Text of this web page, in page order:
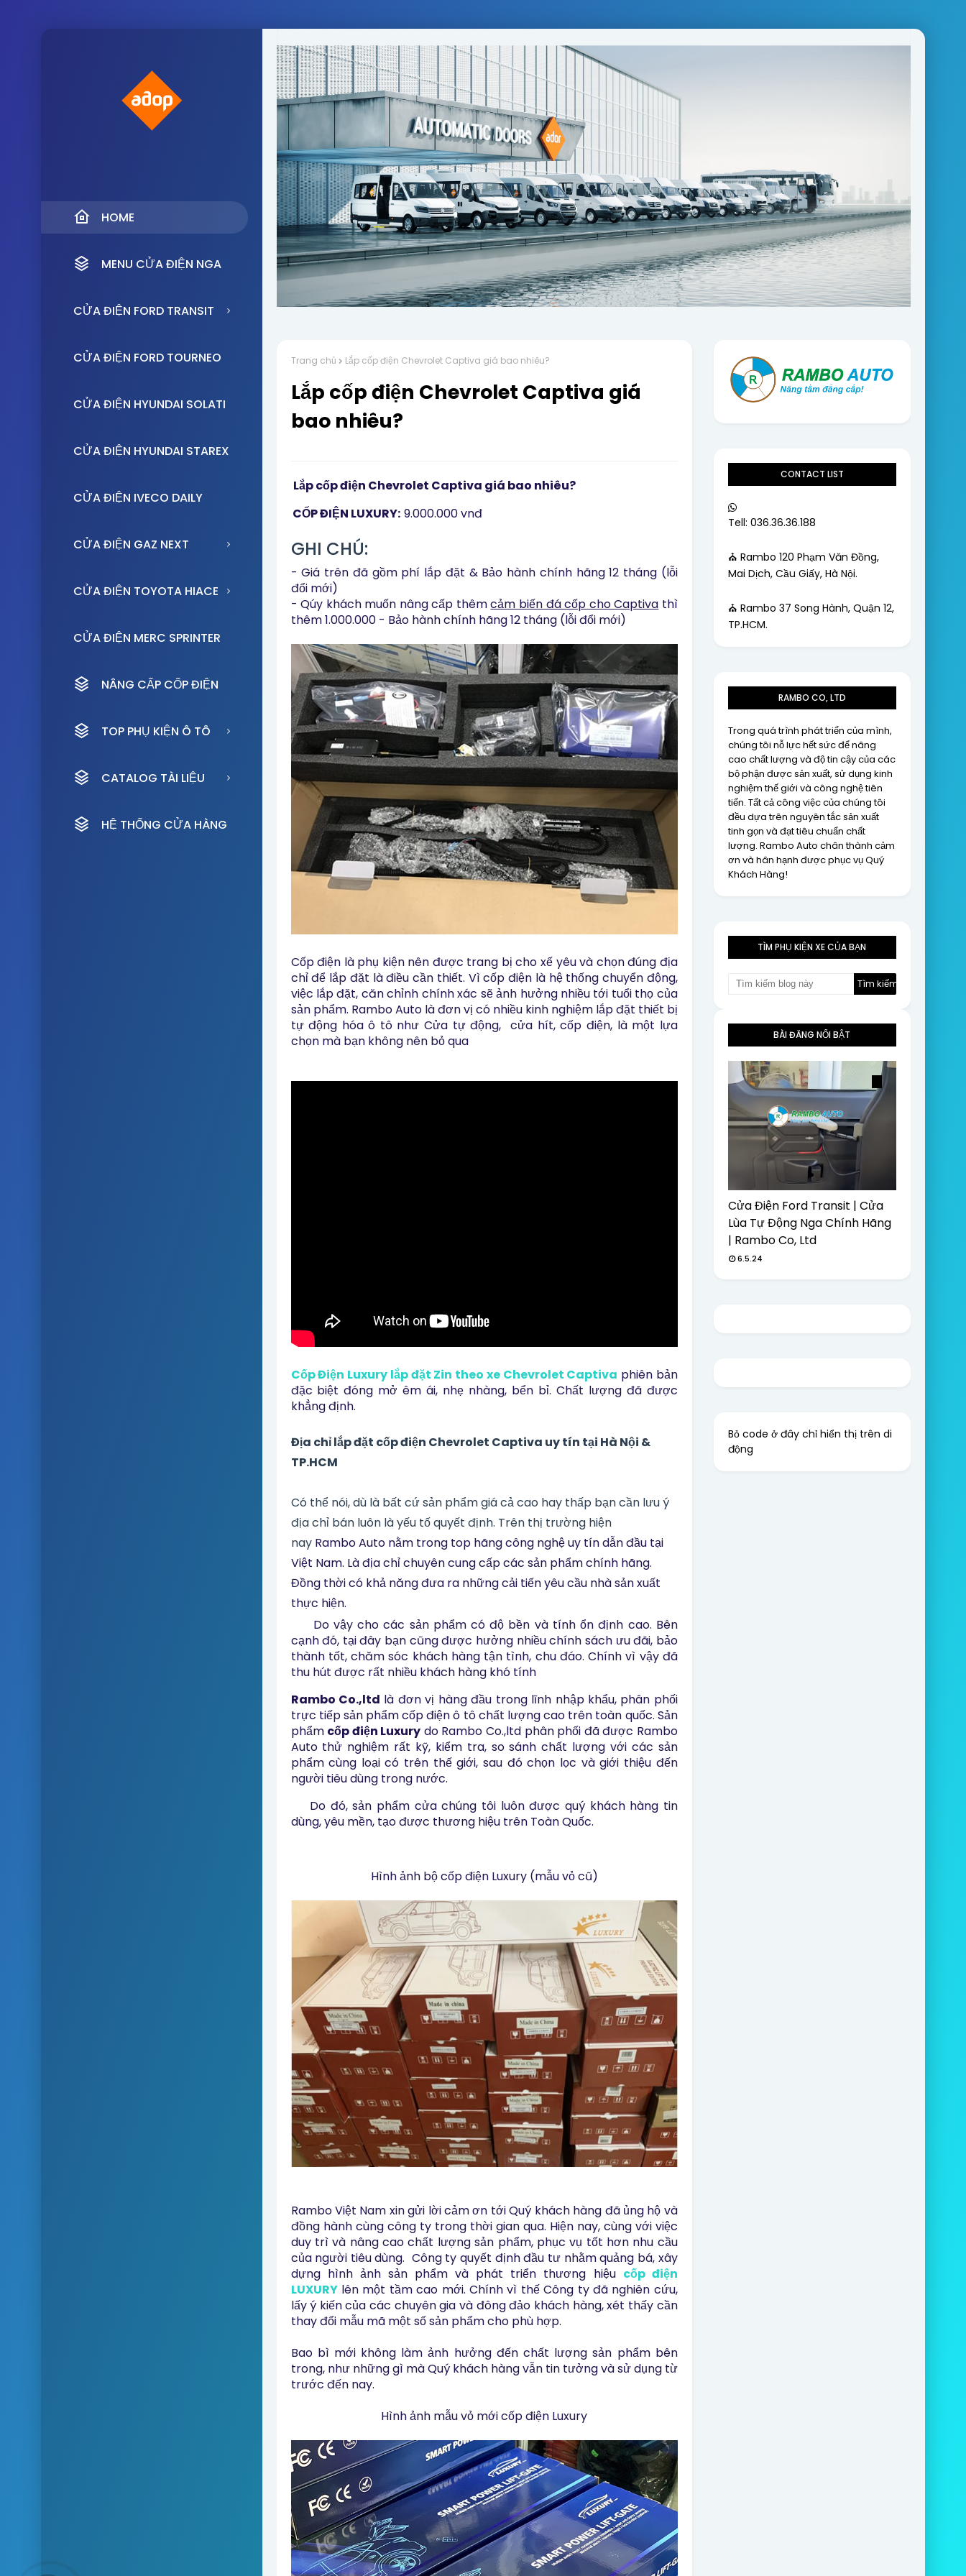
HOME
MENU CỬA ĐIỆN NGA
CỬA ĐIỆN FORD TRANSIT
CỬA ĐIỆN FORD TOURNEO
CỬA ĐIỆN HYUNDAI SOLATI
CỬA ĐIỆN HYUNDAI STAREX
CỬA ĐIỆN IVECO DAILY
CỬA ĐIỆN GAZ NEXT
CỬA ĐIỆN TOYOTA HIACE
CỬA ĐIỆN MERC SPRINTER
NÂNG CẤP CỐP ĐIỆN
TOP PHỤ KIỆN Ô TÔ
CATALOG TÀI LIỆU
HỆ THỐNG CỬA HÀNG
Trang chủ Lắp cốp điện Chevrolet Captiva giá bao nhiêu?
Lắp cốp điện Chevrolet Captiva giá
bao nhiêu?
Lắp cốp điện Chevrolet Captiva giá bao nhiêu?
CỐP ĐIỆN LUXURY: 9.000.000 vnđ
GHI CHÚ:
- Giá trên đã gồm phí lắp đặt & Bảo hành chính hãng 12 tháng (lỗi
đổi mới)
- Qúy khách muốn nâng cấp thêmcảm biến đá cốp cho Captiva thì
thêm 1.000.000 - Bảo hành chính hãng 12 tháng (lỗi đổi mới)
Cốp điện là phụ kiện nên được trang bị cho xế yêu và chọn đúng địa
chỉ để lắp đặt là điều cần thiết. Vì cốp điện là hệ thống chuyển động,
việc lắp đặt, căn chỉnh chính xác sẽ ảnh hưởng nhiều tới tuổi thọ của
sản phẩm. Rambo Auto là đơn vị có nhiều kinh nghiệm lắp đặt thiết bị
tự động hóa ô tô như Cửa tự động,  cửa hít, cốp điện, là một lựa
chọn mà bạn không nên bỏ qua
Cốp Điện Luxury lắp đặt Zin theo xe Chevrolet Captiva phiên bản
đặc biệt đóng mở êm ái, nhẹ nhàng, bển bỉ. Chất lượng đã được
khẳng định.
Địa chỉ lắp đặt cốp điện Chevrolet Captiva uy tín tại Hà Nội &
TP.HCM
Có thể nói, dù là bất cứ sản phẩm giá cả cao hay thấp bạn cần lưu ý
địa chỉ bán luôn là yếu tố quyết định. Trên thị trường hiện
nayRambo Autonằm trong top hãng công nghệ uy tín dẫn đầu tại
Việt Nam. Là địa chỉ chuyên cung cấp các sản phẩm chính hãng.
Đồng thời có khả năng đưa ra những cải tiến yêu cầu nhà sản xuất
thực hiện.
Do vậy cho các sản phẩm có độ bền và tính ổn định cao. Bên
cạnh đó, tại đây bạn cũng được hưởng nhiều chính sách ưu đãi, bảo
thành tốt, chăm sóc khách hàng tận tình, chu đáo. Chính vì vậy đã
thu hút được rất nhiều khách hàng khó tính
Rambo Co.,ltd là đơn vị hàng đầu trong lĩnh nhập khẩu, phân phối
trực tiếp sản phẩm cốp điện ô tô chất lượng cao trên toàn quốc. Sản
phẩm cốp điện Luxury do Rambo Co.,ltd phân phối đã được Rambo
Auto thử nghiệm rất kỹ, kiểm tra, so sánh chất lượng với các sản
phẩm cùng loại có trên thế giới, sau đó chọn lọc và giới thiệu đến
người tiêu dùng trong nước.
Do đó, sản phẩm cửa chúng tôi luôn được quý khách hàng tin
dùng, yêu mền, tạo được thương hiệu trên Toàn Quốc.
Hình ảnh bộ cốp điện Luxury (mẫu vỏ cũ)
Rambo Việt Nam xin gửi lời cảm ơn tới Quý khách hàng đã ủng hộ và
đồng hành cùng công ty trong thời gian qua. Hiện nay, cùng với việc
duy trì và nâng cao chất lượng sản phẩm, phục vụ tốt hơn nhu cầu
của người tiêu dùng. Công ty quyết định đầu tư nhằm quảng bá, xây
dựng hình ảnh sản phẩm và phát triển thương hiệu cốp điện
LUXURYlên một tầm cao mới. Chính vì thế Công ty đã nghiên cứu,
lấy ý kiến của các chuyên gia và đông đảo khách hàng, xét thấy cần
thay đổi mẫu mã một số sản phẩm cho phù hợp.
Bao bì mới không làm ảnh hưởng đến chất lượng sản phẩm bên
trong, như những gì mà Quý khách hàng vẫn tin tưởng và sử dụng từ
trước đến nay.
Hình ảnh mẫu vỏ mới cốp điện Luxury
CONTACT LIST
Tell: 036.36.36.188
⛪ Rambo 120 Phạm Văn Đồng,
Mai Dịch, Cầu Giấy, Hà Nội.
⛪ Rambo 37 Song Hành, Quận 12,
TP.HCM.
RAMBO CO, LTD
Trong quá trình phát triển của mình,
chúng tôi nỗ lực hết sức để nâng
cao chất lượng và độ tin cậy của các
bộ phận được sản xuất, sử dụng kinh
nghiệm thế giới và công nghệ tiên
tiến. Tất cả công việc của chúng tôi
đều dựa trên nguyên tắc sản xuất
tinh gọn và đạt tiêu chuẩn chất
lượng. Rambo Auto chân thành cảm
ơn và hân hạnh được phục vụ Quý
Khách Hàng!
TÌM PHỤ KIỆN XE CỦA BẠN
BÀI ĐĂNG NỔI BẬT
Cửa Điện Ford Transit | Cửa
Lùa Tự Động Nga Chính Hãng
| Rambo Co, Ltd
6.5.24
Bỏ code ở đây chỉ hiển thị trên di
động